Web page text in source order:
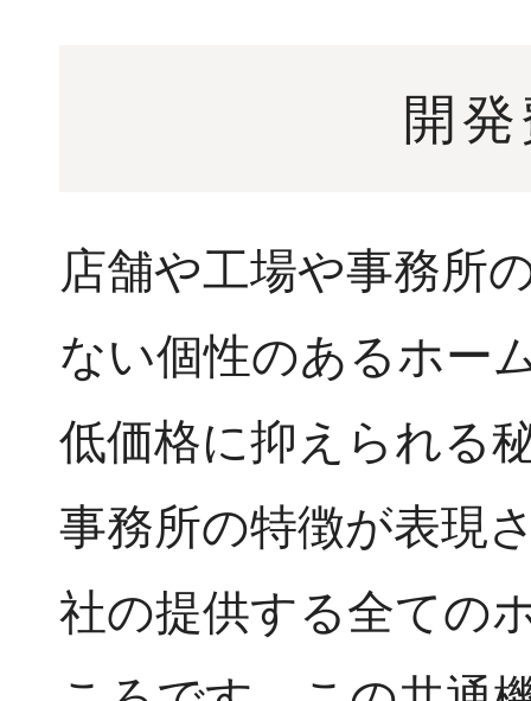
開
店舗や工場や事務所
ない個性のあるホー
低価格に抑えられる
事務所の特徴が表現
社の提供する全ての